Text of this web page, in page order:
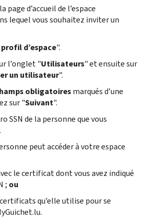
page d’accueil de l’espace
lequel vous souhaitez inviter un
d’espace".
l’onglet "Utilisateurs" et ensuite sur
un utilisateur".
obligatoiresmarqués d’une
sur "Suivant".
SSN de la personne que vous
peut accéder à votre espace
le certificat dont vous avez indiqué
; ou
qu’elle utilise pour se